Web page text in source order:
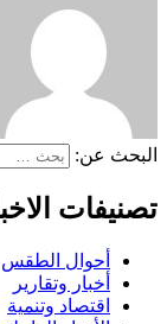
البحث عن:
تصنيفات
أحوال الطقس
أخبار وتقارير
اقتصاد وتنمية